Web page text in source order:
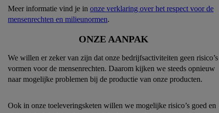
Meer informatie vind je in onze verklaring over het respect voor de
mensenrechten en milieunormen.
ONZE AANPAK
We willen er zeker van zijn dat onze bedrijfsactiviteiten geen risico’s
vormen voor de mensenrechten. Daarom kijken we steeds opnieuw
naar mogelijke problemen bij de productie van onze producten.
Ook in onze toeleveringsketen willen we mogelijke risico’s goed en